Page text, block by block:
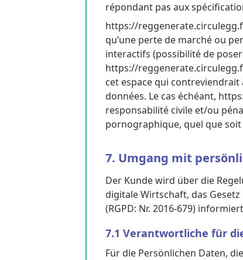
répondant pas aux
https://
qu’une perte de marché ou
interactifs (possibilité de
https://
cet espace qui
données. Le cas échéant,
responsabilité civile et/ou
pornographique, quel que
7. Umgang mit
Der Kunde wird über die
digitale Wirtschaft, das
(RGPD: Nr. 2016-679)
7.1 Verantwortliche für
Für die Persönlichen Daten,